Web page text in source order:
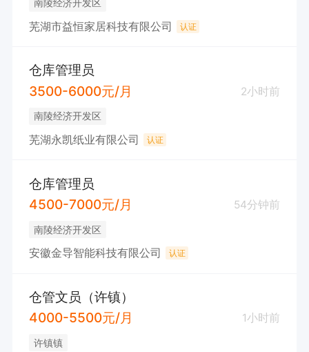
南陵经济开发区
芜湖市益恒家居科技有限公司 认证
仓库管理员
3500-6000元/月
2小时前
南陵经济开发区
芜湖永凯纸业有限公司 认证
仓库管理员
4500-7000元/月
54分钟前
南陵经济开发区
安徽金导智能科技有限公司 认证
仓管文员（许镇）
4000-5500元/月
1小时前
许镇镇